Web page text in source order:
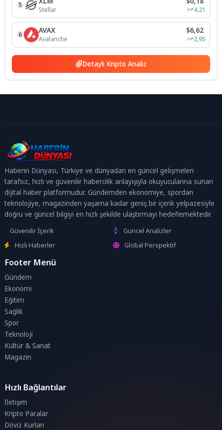
5
Stellar 4,21
6 AVAX
Avalanche
$6,62
2,95
Detaylı Kripto Analiz
Haberin Dünyası, Türkiye ve dünyadan en güncel gelişmeleri
tarafsız, hızlı ve güvenilir habercilik anlayışıyla okuyucularına sunan
dijital haber platformudur. Gündemden ekonomiye, spordan
teknolojiye, magazinden yaşama kadar geniş bir içerik yelpazesiyle
doğru ve güncel bilgiyi en hızlı şekilde ulaştırmayı hedeflemektedir.
Güvenilir İçerik
Güncel Analizler
Hızlı Haberler
Global Perspektif
Footer Menü
Gündem
Ekonomi
Eğitim
Sağlık
Spor
Teknoloji
Kültür & Sanat
Magazin
Hızlı Bağlantılar
İletişim
Kripto Paralar
Döviz Kurları